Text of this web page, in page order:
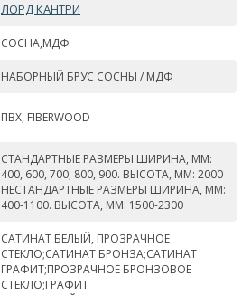
ЛОРД КАНТРИ
СОСНА,МДФ
НАБОРНЫЙ БРУС СОСНЫ / МДФ
ПВХ, FIBERWOOD
СТАНДАРТНЫЕ РАЗМЕРЫ ШИРИНА, ММ:
400, 600, 700, 800, 900. ВЫСОТА, ММ: 2000
НЕСТАНДАРТНЫЕ РАЗМЕРЫ ШИРИНА, ММ:
400-1100. ВЫСОТА, ММ: 1500-2300
САТИНАТ БЕЛЫЙ, ПРОЗРАЧНОЕ
СТЕКЛО;САТИНАТ БРОНЗА;САТИНАТ
ГРАФИТ;ПРОЗРАЧНОЕ БРОНЗОВОЕ
СТЕКЛО;ГРАФИТ